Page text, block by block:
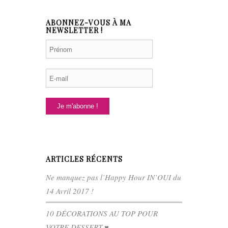
ABONNEZ-VOUS À MA
NEWSLETTER !
ARTICLES RÉCENTS
Ne manquez pas l’Happy Hour IN’OUI du
14 Avril 2017 !
10 DÉCORATIONS AU TOP POUR